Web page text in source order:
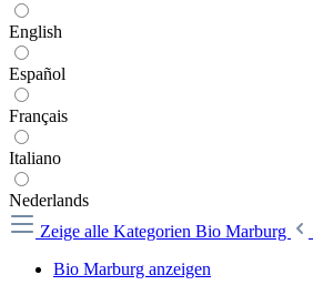
English
Español
Français
Italiano
Nederlands
Zeige alle Kategorien Bio Marburg
Bio Marburg anzeigen